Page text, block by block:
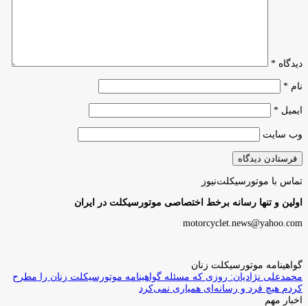
دیدگاه *
نام *
ایمیل *
وب‌ سایت
تماس با موتورسیکلت‌نیوز
اولین و تنها رسانه برخط اختصاصی موتورسیکلت در ایران
motorcyclet.news@yahoo.com
گواهینامه موتورسیکلت زنان
محمدعلی نژادیان: روزی که مسئله گواهینامه موتورسیکلت زنان را مطرح
کردم هیچ فرد و رسانه‌ای همیاری نمی‌کرد
اخبار مهم